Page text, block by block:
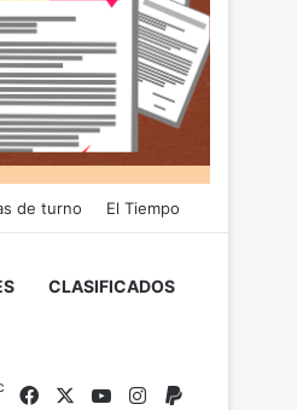
de turno El Tiempo
CLASIFICADOS
Facebook YouTubeInstagram